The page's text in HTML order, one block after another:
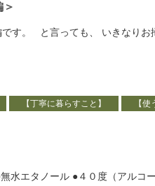
す。 と言っても、 いきなりお
【丁寧に暮らすこと】
【
エタノール ●４０度（アルコ